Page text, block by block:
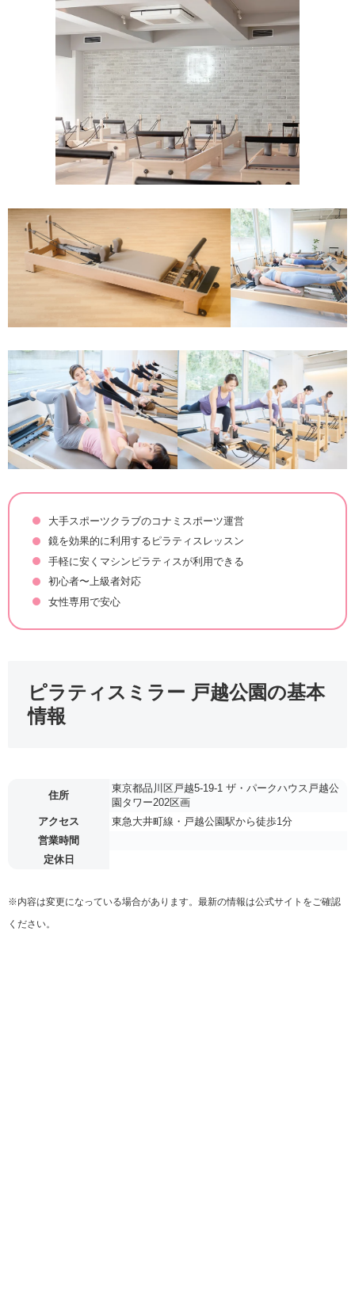
大手スポーツクラブのコナミスポーツ運営
鏡を効果的に利用するピラティスレッスン
手軽に安くマシンピラティスが利用できる
初心者〜上級者対応
女性専用で安心
ピラティスミラー 戸越公園の基本
情報
住所
東京都品川区戸越5-19-1 ザ・パークハウス戸越公
園タワー202区画
アクセス
東急大井町線・戸越公園駅から徒歩1分
営業時間
定休日
※内容は変更になっている場合があります。最新の情報は公式サイトをご確認
ください。